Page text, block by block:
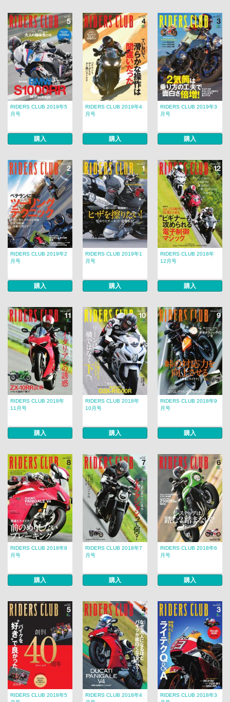
RIDERS CLUB 2019年5
月号
購入
RIDERS CLUB 2019年4
月号
購入
RIDERS CLUB 2019年3
月号
購入
RIDERS CLUB 2019年2
月号
購入
RIDERS CLUB 2019年1
月号
購入
RIDERS CLUB 2018年
12月号
購入
RIDERS CLUB 2018年
11月号
購入
RIDERS CLUB 2018年
10月号
購入
RIDERS CLUB 2018年9
月号
購入
RIDERS CLUB 2018年8
月号
購入
RIDERS CLUB 2018年7
月号
購入
RIDERS CLUB 2018年6
月号
購入
RIDERS CLUB 2018年5
RIDERS CLUB 2018年4
RIDERS CLUB 2018年3